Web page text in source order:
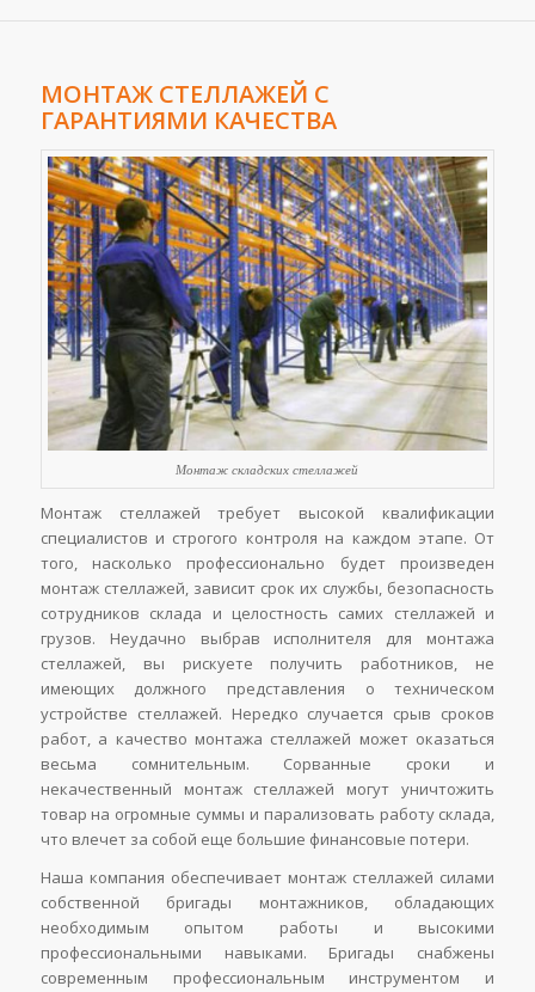
МОНТАЖ СТЕЛЛАЖЕЙ С
ГАРАНТИЯМИ КАЧЕСТВА
Монтаж складских стеллажей
Монтаж стеллажей требует высокой квалификации
специалистов и строгого контроля на каждом этапе. От
того, насколько профессионально будет произведен
монтаж стеллажей, зависит срок их службы, безопасность
сотрудников склада и целостность самих стеллажей и
грузов. Неудачно выбрав исполнителя для монтажа
стеллажей, вы рискуете получить работников, не
имеющих должного представления о техническом
устройстве стеллажей. Нередко случается срыв сроков
работ, а качество монтажа стеллажей может оказаться
весьма сомнительным. Сорванные сроки и
некачественный монтаж стеллажей могут уничтожить
товар на огромные суммы и парализовать работу склада,
что влечет за собой еще большие финансовые потери.
Наша компания обеспечивает монтаж стеллажей силами
собственной бригады монтажников, обладающих
необходимым опытом работы и высокими
профессиональными навыками. Бригады снабжены
современным профессиональным инструментом и